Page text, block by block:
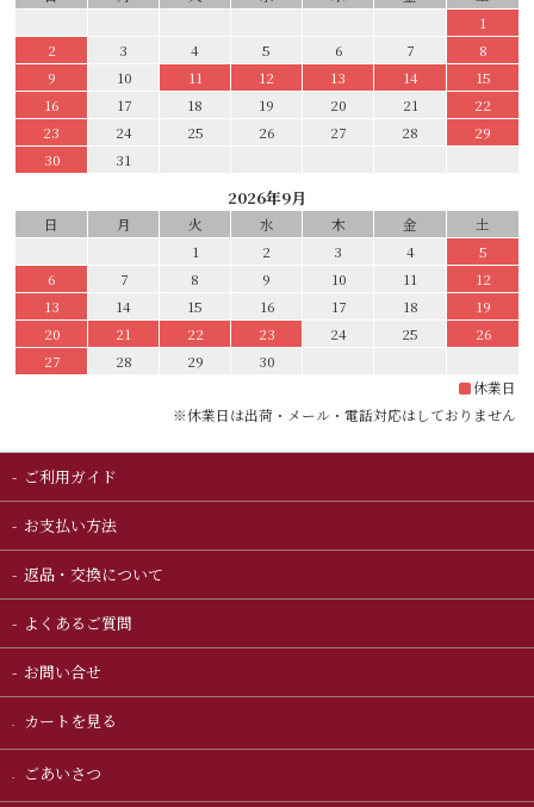
1
2
3 4 5 6 7
8
9
10 11 12 13 14
15
16
17 18 19 20 21
22
23
24 25 26 27 28
29
30
31
2026年9月
日 月 火 水 木 金
土
1
2 3 4
5
6
7 8 9 10 11
12
13
14 15 16 17 18
19
20
21 22 23 24 25
26
27
28 29
30
休業日
※休業日は出荷・メール・電話対応はしておりません
ご利用ガイド
お支払い方法
返品・交換について
よくあるご質問
お問い合せ
カートを見る
ごあいさつ